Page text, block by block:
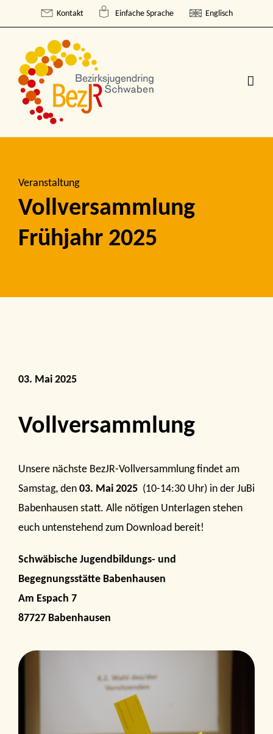
content
Kontakt Einfache Sprache Englisch
Veranstaltung
Vollversammlung
Frühjahr 2025
03. Mai 2025
Vollversammlung
Unsere nächste BezJR-Vollversammlung findet am
Samstag, den 03. Mai 2025 (10-14:30 Uhr) in der JuBi
Babenhausen statt. Alle nötigen Unterlagen stehen
euch untenstehend zum Download bereit!
Schwäbische Jugendbildungs- und
Begegnungsstätte Babenhausen
Am Espach 7
87727 Babenhausen